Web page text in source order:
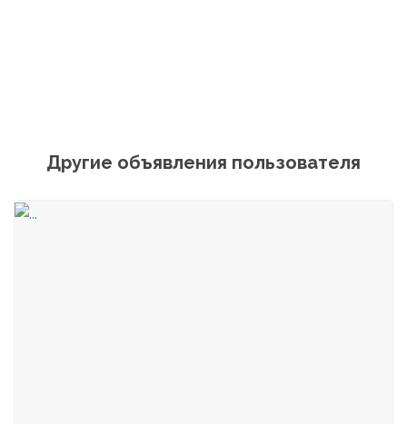
Другие объявления пользователя